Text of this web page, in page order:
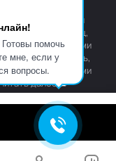
помочь
мне, если у
вопросы.
(но не
и
страниц,
объектами
собственность,
и международными
далее